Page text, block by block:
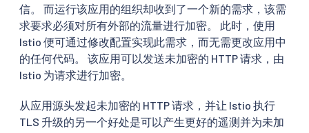
信。 而运行该应用的组织却收到了一个新的需求，该需
求要求必须对所有外部的流量进行加密。 此时，使用
Istio 便可通过修改配置实现此需求，而无需更改应用中
的任何代码。 该应用可以发送未加密的 HTTP 请求，由
Istio 为请求进行加密。
从应用源头发起未加密的 HTTP 请求，并让 Istio 执行
TLS 升级的另一个好处是可以产生更好的遥测并为未加